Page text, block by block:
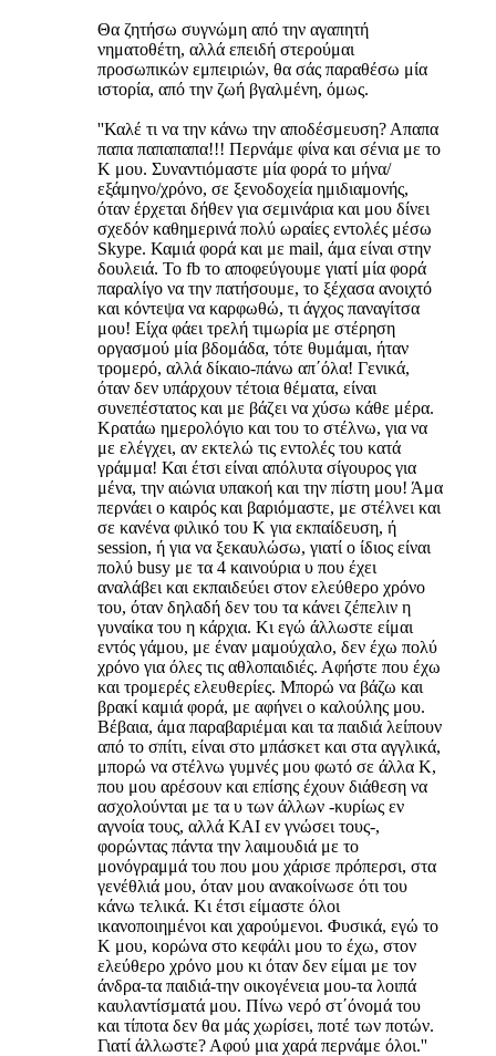
Θα ζητήσω συγνώμη από την αγαπητή
νηματοθέτη, αλλά επειδή στερούμαι
προσωπικών εμπειριών, θα σάς παραθέσω μία
ιστορία, από την ζωή βγαλμένη, όμως.
''Καλέ τι να την κάνω την αποδέσμευση? Απαπα
παπα παπαπαπα!!! Περνάμε φίνα και σένια με το
Κ μου. Συναντιόμαστε μία φορά το μήνα/
εξάμηνο/χρόνο, σε ξενοδοχεία ημιδιαμονής,
όταν έρχεται δήθεν για σεμινάρια και μου δίνει
σχεδόν καθημερινά πολύ ωραίες εντολές μέσω
Skype. Καμιά φορά και με mail, άμα είναι στην
δουλειά. Το fb το αποφεύγουμε γιατί μία φορά
παραλίγο να την πατήσουμε, το ξέχασα ανοιχτό
και κόντεψα να καρφωθώ, τι άγχος παναγίτσα
μου! Είχα φάει τρελή τιμωρία με στέρηση
οργασμού μία βδομάδα, τότε θυμάμαι, ήταν
τρομερό, αλλά δίκαιο-πάνω απ΄όλα! Γενικά,
όταν δεν υπάρχουν τέτοια θέματα, είναι
συνεπέστατος και με βάζει να χύσω κάθε μέρα.
Κρατάω ημερολόγιο και του το στέλνω, για να
με ελέγχει, αν εκτελώ τις εντολές του κατά
γράμμα! Και έτσι είναι απόλυτα σίγουρος για
μένα, την αιώνια υπακοή και την πίστη μου! Άμα
περνάει ο καιρός και βαριόμαστε, με στέλνει και
σε κανένα φιλικό του Κ για εκπαίδευση, ή
session, ή για να ξεκαυλώσω, γιατί ο ίδιος είναι
πολύ busy με τα 4 καινούρια υ που έχει
αναλάβει και εκπαιδεύει στον ελεύθερο χρόνο
του, όταν δηλαδή δεν του τα κάνει ζέπελιν η
γυναίκα του η κάρχια. Κι εγώ άλλωστε είμαι
εντός γάμου, με έναν μαμούχαλο, δεν έχω πολύ
χρόνο για όλες τις αθλοπαιδιές. Αφήστε που έχω
και τρομερές ελευθερίες. Μπορώ να βάζω και
βρακί καμιά φορά, με αφήνει ο καλούλης μου.
Βέβαια, άμα παραβαριέμαι και τα παιδιά λείπουν
από το σπίτι, είναι στο μπάσκετ και στα αγγλικά,
μπορώ να στέλνω γυμνές μου φωτό σε άλλα Κ,
που μου αρέσουν και επίσης έχουν διάθεση να
ασχολούνται με τα υ των άλλων -κυρίως εν
αγνοία τους, αλλά ΚΑΙ εν γνώσει τους-,
φορώντας πάντα την λαιμουδιά με το
μονόγραμμά του που μου χάρισε πρόπερσι, στα
γενέθλιά μου, όταν μου ανακοίνωσε ότι του
κάνω τελικά. Κι έτσι είμαστε όλοι
ικανοποιημένοι και χαρούμενοι. Φυσικά, εγώ το
Κ μου, κορώνα στο κεφάλι μου το έχω, στον
ελεύθερο χρόνο μου κι όταν δεν είμαι με τον
άνδρα-τα παιδιά-την οικογένεια μου-τα λοιπά
καυλαντίσματά μου. Πίνω νερό στ΄όνομά του
και τίποτα δεν θα μάς χωρίσει, ποτέ των ποτών.
Γιατί άλλωστε? Αφού μια χαρά περνάμε όλοι.''